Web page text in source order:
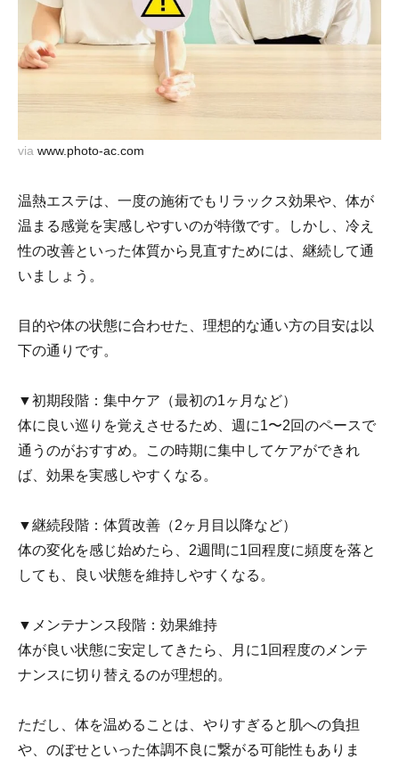
via www.photo-ac.com
温熱エステは、一度の施術でもリラックス効果や、体が
温まる感覚を実感しやすいのが特徴です。しかし、冷え
性の改善といった体質から見直すためには、継続して通
いましょう。
目的や体の状態に合わせた、理想的な通い方の目安は以
下の通りです。
▼初期段階：集中ケア（最初の1ヶ月など）
体に良い巡りを覚えさせるため、週に1〜2回のペースで
通うのがおすすめ。この時期に集中してケアができれ
ば、効果を実感しやすくなる。
▼継続段階：体質改善（2ヶ月目以降など）
体の変化を感じ始めたら、2週間に1回程度に頻度を落と
しても、良い状態を維持しやすくなる。
▼メンテナンス段階：効果維持
体が良い状態に安定してきたら、月に1回程度のメンテ
ナンスに切り替えるのが理想的。
ただし、体を温めることは、やりすぎると肌への負担
や、のぼせといった体調不良に繋がる可能性もありま